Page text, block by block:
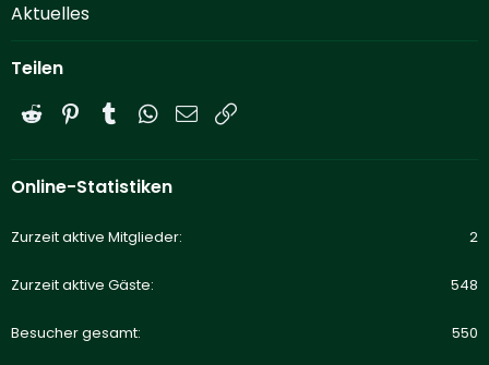
Aktuelles
Teilen
Reddit PinterestTumblrWhatsApp
E-Mail
Online-Statistiken
Zurzeit aktive Mitglieder 2
Zurzeit aktive Gäste 548
Besucher gesamt 550